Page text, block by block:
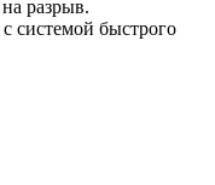
разрыв.
системой быстрого